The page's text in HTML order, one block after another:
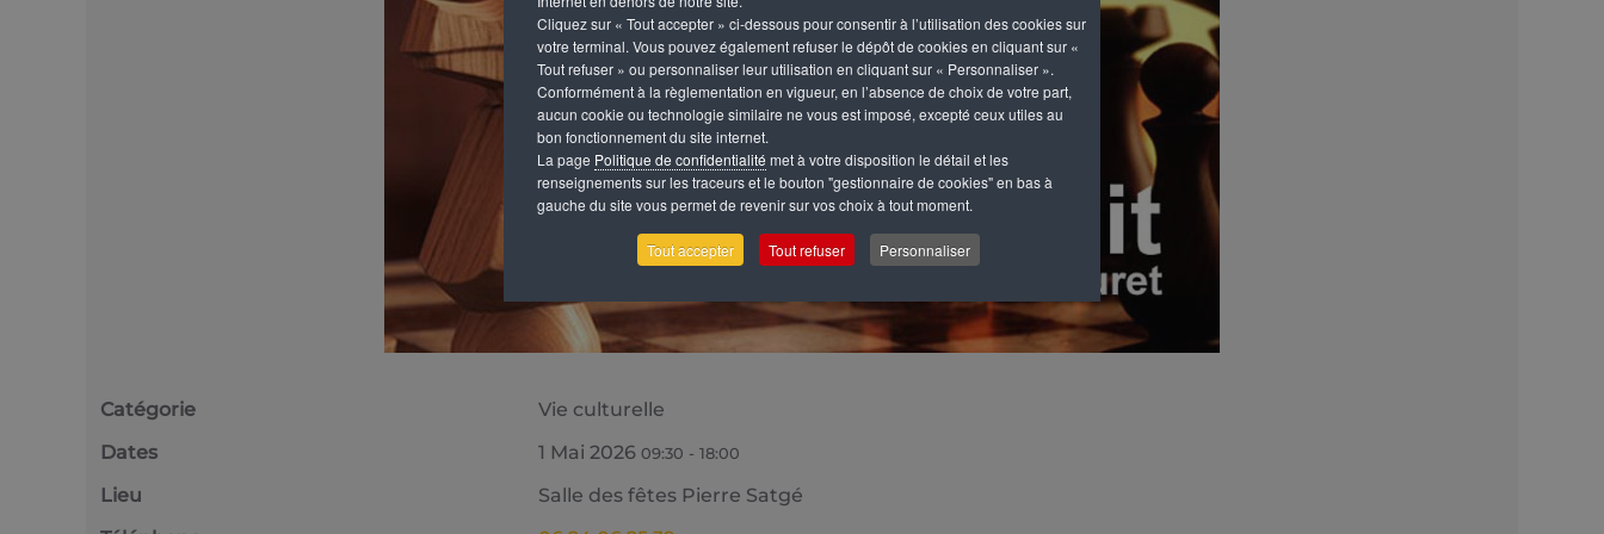
Cliquez sur « Tout accepter » ci-dessous pour consentir à l’utilisation des cookies sur
votre terminal. Vous pouvez également refuser le dépôt de cookies en cliquant sur «
Tout refuser » ou personnaliser leur utilisation en cliquant sur « Personnaliser ».
Conformément à la règlementation en vigueur, en l’absence de choix de votre part,
aucun cookie ou technologie similaire ne vous est imposé, excepté ceux utiles au
bon fonctionnement du site internet.
La page Politique de confidentialité met à votre disposition le détail et les
renseignements sur les traceurs et le bouton "gestionnaire de cookies" en bas à
gauche du site vous permet de revenir sur vos choix à tout moment.
Tout accepter Tout refuser Personnaliser
Catégorie
Vie culturelle
Dates
1 Mai 2026 09:30 - 18:00
Lieu
Salle des fêtes Pierre Satgé